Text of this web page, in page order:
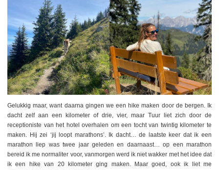
Gelukkig maar, want daarna gingen we een hike maken door de bergen. Ik
dacht zelf aan een kilometer of drie, vier, maar Tuur liet zich door de
receptioniste van het hotel overhalen om een tocht van twintig kilometer te
maken. Hij zei ‘jij loopt marathons’. Ik dacht… de laatste keer dat ik een
marathon liep was twee jaar geleden en daarnaast… op een marathon
bereid ik me normaliter voor, vanmorgen werd ik niet wakker met het idee dat
ik een hike van 20 kilometer ging maken. Maar goed, ook ik liet me